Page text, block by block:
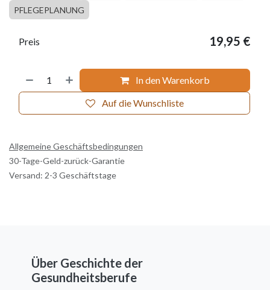
PFLEGEPLANUNG
In den Warenkorb
Auf die Wunschliste
Preis 19,95 €
Allgemeine Geschäftsbedingungen
30-Tage-Geld-zurück-Garantie
Versand: 2-3 Geschäftstage
Über Geschichte der
Gesundheitsberufe